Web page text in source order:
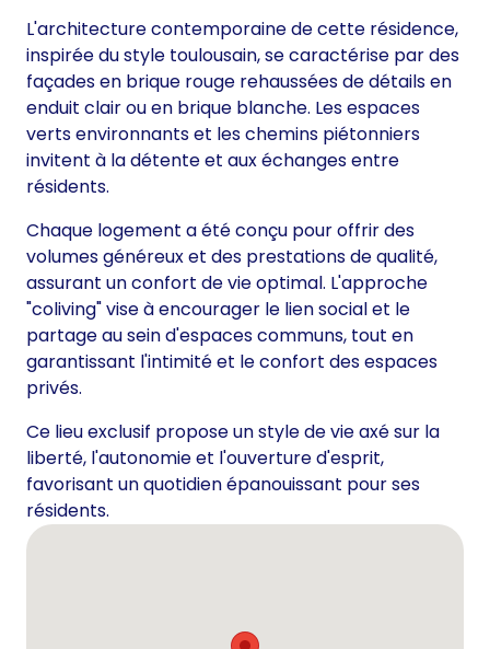
L'architecture contemporaine de cette résidence,
inspirée du style toulousain, se caractérise par des
façades en brique rouge rehaussées de détails en
enduit clair ou en brique blanche. Les espaces
verts environnants et les chemins piétonniers
invitent à la détente et aux échanges entre
résidents.
Chaque logement a été conçu pour offrir des
volumes généreux et des prestations de qualité,
assurant un confort de vie optimal. L'approche
"coliving" vise à encourager le lien social et le
partage au sein d'espaces communs, tout en
garantissant l'intimité et le confort des espaces
privés.
Ce lieu exclusif propose un style de vie axé sur la
liberté, l'autonomie et l'ouverture d'esprit,
favorisant un quotidien épanouissant pour ses
résidents.